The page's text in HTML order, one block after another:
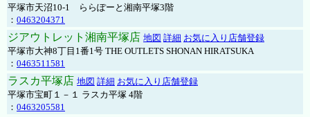
平塚市天沼10-1 ららぽーと湘南平塚3階
： 0463204371
ジアウトレット湘南平塚店 地図 詳細 お気に入り店舗登録
平塚市大神8丁目1番1号 THE OUTLETS SHONAN HIRATSUKA
： 0463511581
ラスカ平塚店 地図 詳細 お気に入り店舗登録
平塚市宝町１－１ ラスカ平塚 4階
： 0463205581